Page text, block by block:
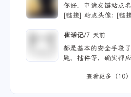
你好，申请友链站点名称:
[链接] 站点头像: [链接] 站点描述: 知世故
崔话记/7 天前
都是基本的安全手段
题、插件等，确实都
查看更多（10）